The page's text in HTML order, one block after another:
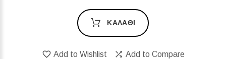
ΚΑΛΆΘΙ
Add to Wishlist Add to Compare